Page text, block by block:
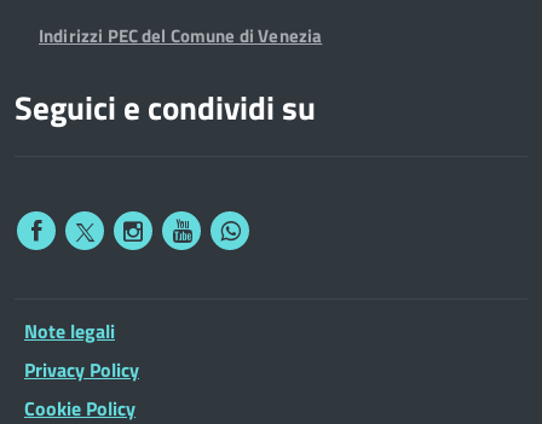
Indirizzi PEC del Comune di Venezia
Seguici e condividi su
Note legali
Privacy Policy
Cookie Policy